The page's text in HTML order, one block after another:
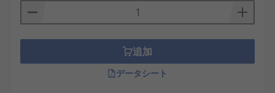
追加
データシート